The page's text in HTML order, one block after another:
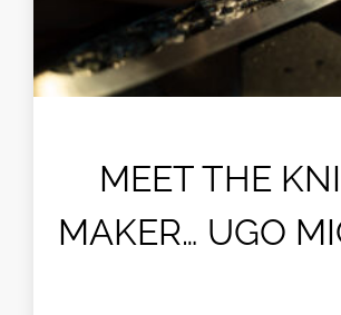
MEET THE
MAKER… UGO